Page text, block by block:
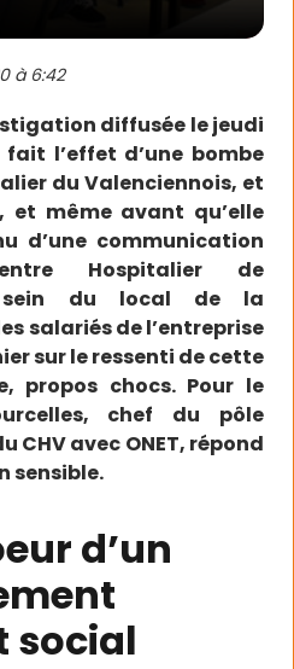
à 6:42
diffusée le jeudi
l’effet d’une bombe
du Valenciennois, et
et même avant qu’elle
d’une communication
Hospitalier de
sein du local de la
salariés de l’entreprise
sur le ressenti de cette
propos chocs. Pour le
chef du pôle
CHV avec ONET, répond
sensible.
d’un
social